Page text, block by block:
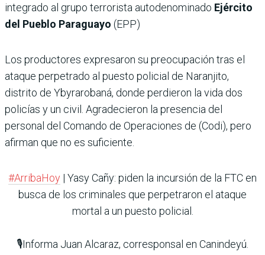
integrado al grupo terrorista autodenominado Ejército
del Pueblo Paraguayo (EPP)
Los productores expresaron su preocupación tras el
ataque perpetrado al puesto policial de Naranjito,
distrito de Ybyrarobaná, donde perdieron la vida dos
policías y un civil. Agradecieron la presencia del
personal del Comando de Operaciones de (Codi), pero
afirman que no es suficiente.
#ArribaHoy | Yasy Cañy: piden la incursión de la FTC en
busca de los criminales que perpetraron el ataque
mortal a un puesto policial.
🎙️Informa Juan Alcaraz, corresponsal en Canindeyú.